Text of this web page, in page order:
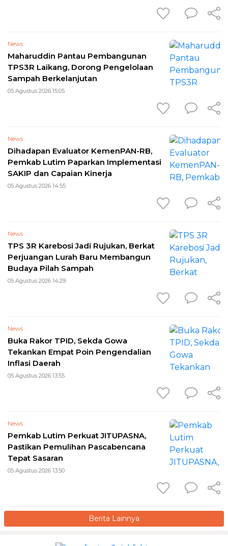
News
Maharuddin Pantau Pembangunan
TPS3R Laikang, Dorong Pengelolaan
Sampah Berkelanjutan
05 Agustus 2026 15:05
News
Dihadapan Evaluator KemenPAN-RB,
Pemkab Lutim Paparkan Implementasi
SAKIP dan Capaian Kinerja
05 Agustus 2026 14:55
News
TPS 3R Karebosi Jadi Rujukan, Berkat
Perjuangan Lurah Baru Membangun
Budaya Pilah Sampah
05 Agustus 2026 14:29
News
Buka Rakor TPID, Sekda Gowa
Tekankan Empat Poin Pengendalian
Inflasi Daerah
05 Agustus 2026 13:55
News
Pemkab Lutim Perkuat JITUPASNA,
Pastikan Pemulihan Pascabencana
Tepat Sasaran
05 Agustus 2026 13:50
Berita Lainnya